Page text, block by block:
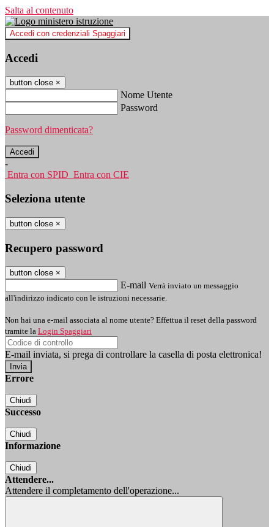
Salta al contenuto
Accedi con credenziali Spaggiari
Accedi
button close ×
Nome Utente
Password
Password dimenticata?
-
Entra con SPID Entra con CIE
Seleziona utente
button close ×
Recupero password
button close ×
E-mail Verrà inviato un messaggio
all'indirizzo indicato con le istruzioni necessarie.
Non hai una e-mail associata al nome utente? Effettua il reset della password
tramite la Login Spaggiari
E-mail inviata, si prega di controllare la casella di posta elettronica!
Errore
Chiudi
Successo
Chiudi
Informazione
Chiudi
Attendere...
Attendere il completamento dell'operazione...